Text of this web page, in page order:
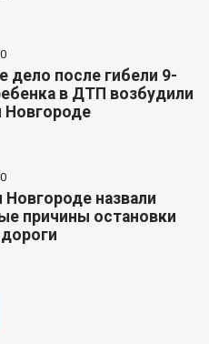
дело после гибели 9-
в ДТП возбудили
назвали
причины остановки